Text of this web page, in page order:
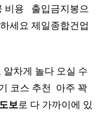
비용 ​ ​ 출입금지봉으
세요 제일종합건업
차게 놀다 오실 수
코스 추천 ​ 아주 꽉
도보로 다 가까이에 있